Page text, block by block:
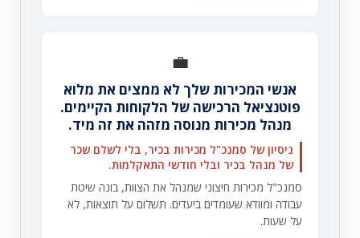
💼
אנשי המכירות שלך לא ממצים את מלוא
פוטנציאל הרכישה של הלקוחות הקיימים.
מנהל מכירות מנוסה מזהה את זה מיד.
ניסיון של סמנכ"ל מכירות בכיר, בלי לשלם שכר
של מנהל בכיר ובלי חודשי התאקלמות.
סמנכ"ל מכירות חיצוני שמנהל את הצוות, בונה שיטת
עבודה ומוודא שעומדים ביעדים. תשלום על תוצאות, לא
על שעות.